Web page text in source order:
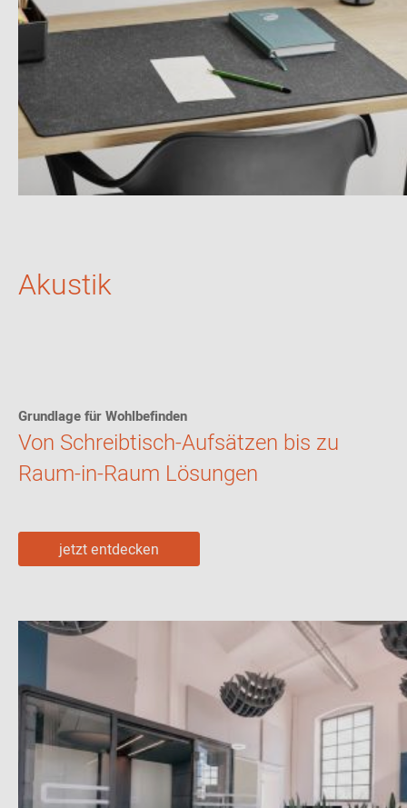
Akustik
Grundlage für Wohlbefinden
Von Schreibtisch-Aufsätzen bis zu
Raum-in-Raum Lösungen
jetzt entdecken